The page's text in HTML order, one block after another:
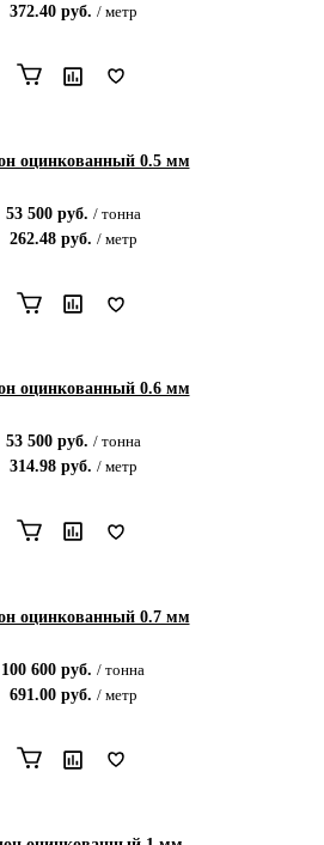
372.40руб. / метр
оцинкованный 0.5 мм
53 500руб. / тонна
262.48руб. / метр
оцинкованный 0.6 мм
53 500руб. / тонна
314.98руб. / метр
оцинкованный 0.7 мм
100 600 руб. / тонна
691.00руб. / метр